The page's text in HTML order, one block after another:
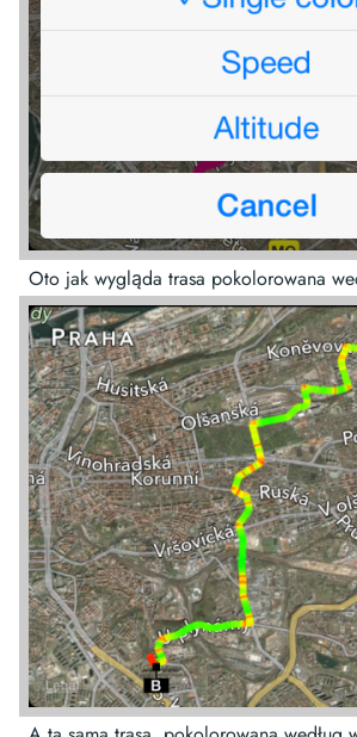
Oto jak wygląda trasa pokolorowana